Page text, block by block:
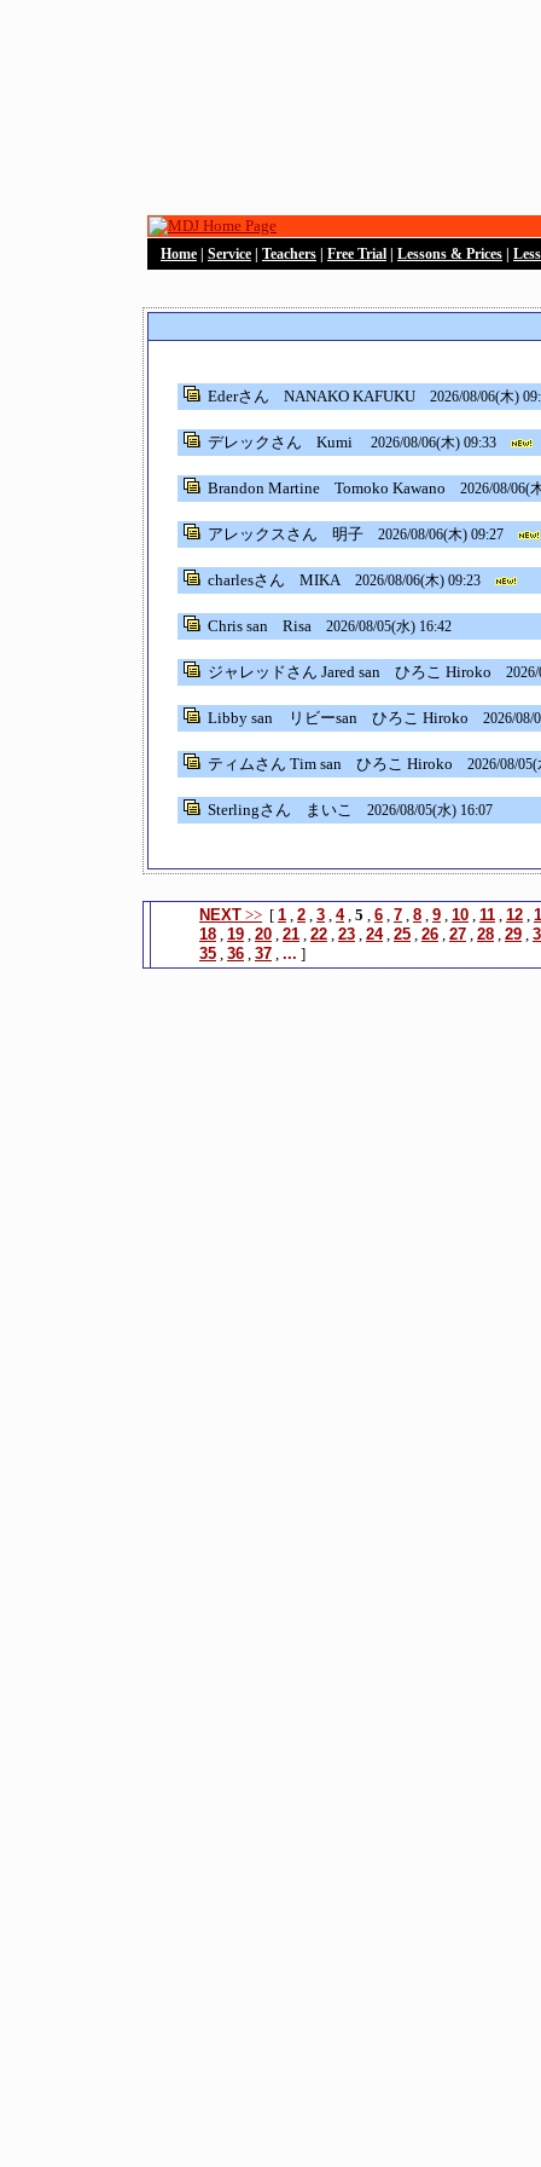
Home Service Teachers Free Trial Lessons & Prices
Ederさん NANAKO KAFUKU 2026/08/06(木)
デレックさん Kumi 2026/08/06(木) 09:33
Brandon MartineTomoko Kawano 2026/08/06(
アレックスさん 明子 2026/08/06(木) 09:27
charlesさん MIKA 2026/08/06(木) 09:23
Chris sanRisa 2026/08/05(水) 16:42
ジャレッドさん Jared sanひろこ Hiroko
Libby san リビーsanひろこ Hiroko 2026/08/
ティムさん Tim sanひろこ Hiroko 2026/08/
Sterlingさん まいこ 2026/08/05(水) 16:07
NEXT >> [ 1 , 2 , 3 , 4, 5 , 6 , 7 , 8 , 9 , 10 , 11 , 12 ,
18 , 19 , 20 , 21 , 22 , 23 , 24, 25 , 26 , 27 , 28 , 29 ,
35 , 36 , 37 , ... ]